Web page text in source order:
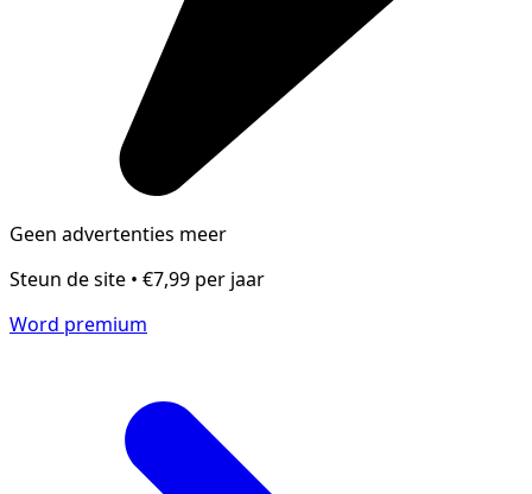
Geen advertenties meer
Steun de site • €7,99 per jaar
Word premium